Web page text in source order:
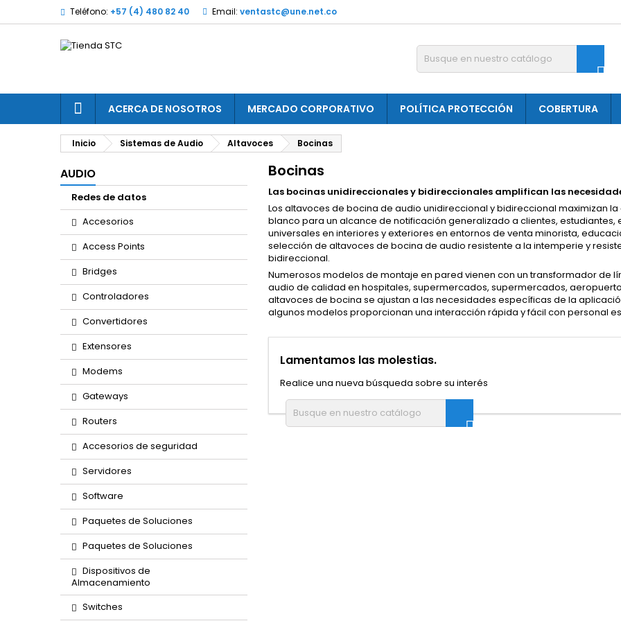
Teléfono: +57 (4) 480 82 40 Email: ventastc@une.net.co

ACERCA DE NOSOTROS MERCADO CORPORATIVO POLÍTICA PROTECCIÓN COBERTURA
Inicio Sistemas de Audio Altavoces Bocinas
AUDIO
Redes de datos
Accesorios
Access Points
Bridges
Controladores
Convertidores
Extensores
Modems
Gateways
Routers
Accesorios de seguridad
Servidores
Software
Paquetes de Soluciones
Paquetes de Soluciones
Dispositivos de
Almacenamiento
Switches
Bocinas
Las bocinas unidireccionales y bidireccionales amplifican las
Los altavoces de bocina de audio unidireccional y bidireccional maximizan
blanco para un alcance de notificación generalizado a clientes,
universales en interiores y exteriores en entornos de venta minorista,
selección de altavoces de bocina de audio resistente a la intemperie y
bidireccional.
Numerosos modelos de montaje en pared vienen con un transformador de
audio de calidad en hospitales, supermercados, supermercados,
altavoces de bocina se ajustan a las necesidades específicas de la
algunos modelos proporcionan una interacción rápida y fácil con personal
Lamentamos las molestias.
Realice una nueva búsqueda sobre su interés
